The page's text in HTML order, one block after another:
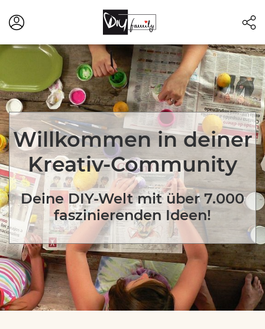
Willkommen in deiner
Kreativ-Community
Deine DIY-Welt mit über 7.000
faszinierenden Ideen!